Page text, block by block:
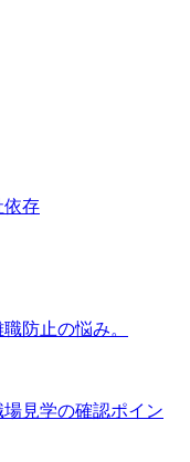
依存
防止の悩み。
見学の確認ポイン